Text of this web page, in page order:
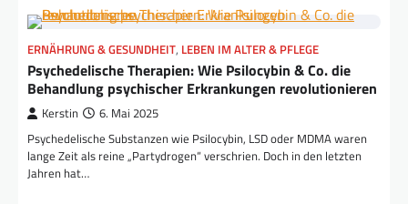
ERNÄHRUNG & GESUNDHEIT, LEBEN IM ALTER & PFLEGE
Psychedelische Therapien: Wie Psilocybin & Co. die
Behandlung psychischer Erkrankungen revolutionieren
Kerstin 6. Mai 2025
Psychedelische Substanzen wie Psilocybin, LSD oder MDMA waren
lange Zeit als reine „Partydrogen“ verschrien. Doch in den letzten
Jahren hat…